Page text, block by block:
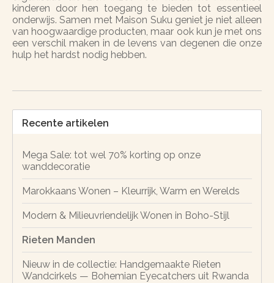
kinderen door hen toegang te bieden tot essentieel
onderwijs. Samen met Maison Suku geniet je niet alleen
van hoogwaardige producten, maar ook kun je met ons
een verschil maken in de levens van degenen die onze
hulp het hardst nodig hebben.
Recente artikelen
Mega Sale: tot wel 70% korting op onze
wanddecoratie
Marokkaans Wonen – Kleurrijk, Warm en Werelds
Modern & Milieuvriendelijk Wonen in Boho-Stijl
Rieten Manden
Nieuw in de collectie: Handgemaakte Rieten
Wandcirkels — Bohemian Eyecatchers uit Rwanda